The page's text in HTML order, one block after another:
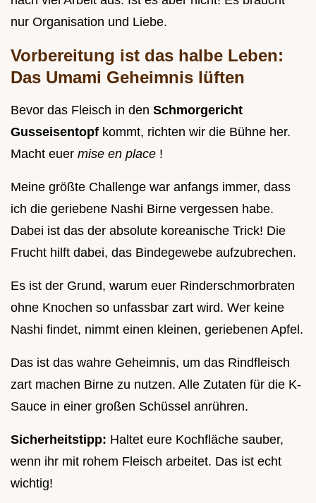
nur Organisation und Liebe.
Vorbereitung ist das halbe Leben:
Das Umami Geheimnis lüften
Bevor das Fleisch in den Schmorgericht
Gusseisentopf kommt, richten wir die Bühne her.
Macht euer mise en place !
Meine größte Challenge war anfangs immer, dass
ich die geriebene Nashi Birne vergessen habe.
Dabei ist das der absolute koreanische Trick! Die
Frucht hilft dabei, das Bindegewebe aufzubrechen.
Es ist der Grund, warum euer Rinderschmorbraten
ohne Knochen so unfassbar zart wird. Wer keine
Nashi findet, nimmt einen kleinen, geriebenen Apfel.
Das ist das wahre Geheimnis, um das Rindfleisch
zart machen Birne zu nutzen. Alle Zutaten für die K-
Sauce in einer großen Schüssel anrühren.
Sicherheitstipp: Haltet eure Kochfläche sauber,
wenn ihr mit rohem Fleisch arbeitet. Das ist echt
wichtig!